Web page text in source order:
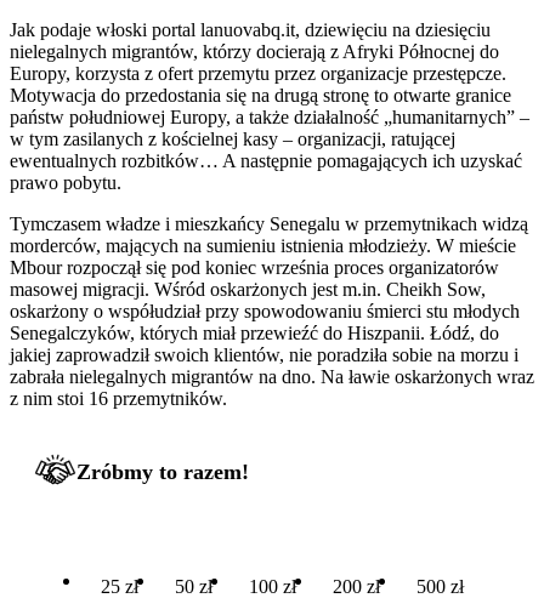
Jak podaje włoski portal lanuovabq.it, dziewięciu na dziesięciu
nielegalnych migrantów, którzy docierają z Afryki Północnej do
Europy, korzysta z ofert przemytu przez organizacje przestępcze.
Motywacja do przedostania się na drugą stronę to otwarte granice
państw południowej Europy, a także działalność „humanitarnych” –
w tym zasilanych z kościelnej kasy – organizacji, ratującej
ewentualnych rozbitków… A następnie pomagających ich uzyskać
prawo pobytu.
Tymczasem władze i mieszkańcy Senegalu w przemytnikach widzą
morderców, mających na sumieniu istnienia młodzieży. W mieście
Mbour rozpoczął się pod koniec września proces organizatorów
masowej migracji. Wśród oskarżonych jest m.in. Cheikh Sow,
oskarżony o współudział przy spowodowaniu śmierci stu młodych
Senegalczyków, których miał przewieźć do Hiszpanii. Łódź, do
jakiej zaprowadził swoich klientów, nie poradziła sobie na morzu i
zabrała nielegalnych migrantów na dno. Na ławie oskarżonych wraz
z nim stoi 16 przemytników.
Zróbmy to razem!
25 zł 50 zł 100 zł 200 zł 500 zł